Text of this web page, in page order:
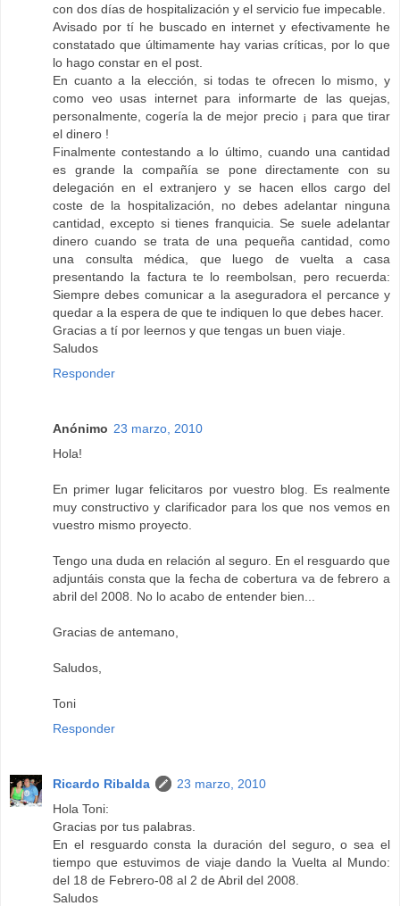
con dos días de hospitalización y el servicio fue impecable.
Avisado por tí he buscado en internet y efectivamente he
constatado que últimamente hay varias críticas, por lo que
lo hago constar en el post.
En cuanto a la elección, si todas te ofrecen lo mismo, y
como veo usas internet para informarte de las quejas,
personalmente, cogería la de mejor precio ¡ para que tirar
el dinero !
Finalmente contestando a lo último, cuando una cantidad
es grande la compañía se pone directamente con su
delegación en el extranjero y se hacen ellos cargo del
coste de la hospitalización, no debes adelantar ninguna
cantidad, excepto si tienes franquicia. Se suele adelantar
dinero cuando se trata de una pequeña cantidad, como
una consulta médica, que luego de vuelta a casa
presentando la factura te lo reembolsan, pero recuerda:
Siempre debes comunicar a la aseguradora el percance y
quedar a la espera de que te indiquen lo que debes hacer.
Gracias a tí por leernos y que tengas un buen viaje.
Saludos
Responder
Anónimo 23 marzo, 2010
Hola!
En primer lugar felicitaros por vuestro blog. Es realmente
muy constructivo y clarificador para los que nos vemos en
vuestro mismo proyecto.
Tengo una duda en relación al seguro. En el resguardo que
adjuntáis consta que la fecha de cobertura va de febrero a
abril del 2008. No lo acabo de entender bien...
Gracias de antemano,
Saludos,
Toni
Responder
Ricardo Ribalda
23 marzo, 2010
Hola Toni:
Gracias por tus palabras.
En el resguardo consta la duración del seguro, o sea el
tiempo que estuvimos de viaje dando la Vuelta al Mundo:
del 18 de Febrero-08 al 2 de Abril del 2008.
Saludos